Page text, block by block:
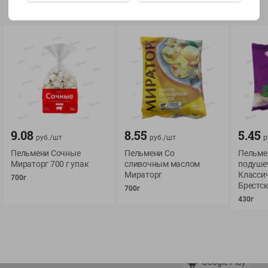
О сервисе
Оплата
Условия доставки
Возврат товара
Мой Green
История покупок
Обратная связь
Приложение Green c
Google Play
9.08 руб./шт
Пельмени Сочные
Мираторг 700 г упак
700г
8.55 руб./шт
Пельмени Со
сливочным маслом
Мираторг
700г
5.45
430г